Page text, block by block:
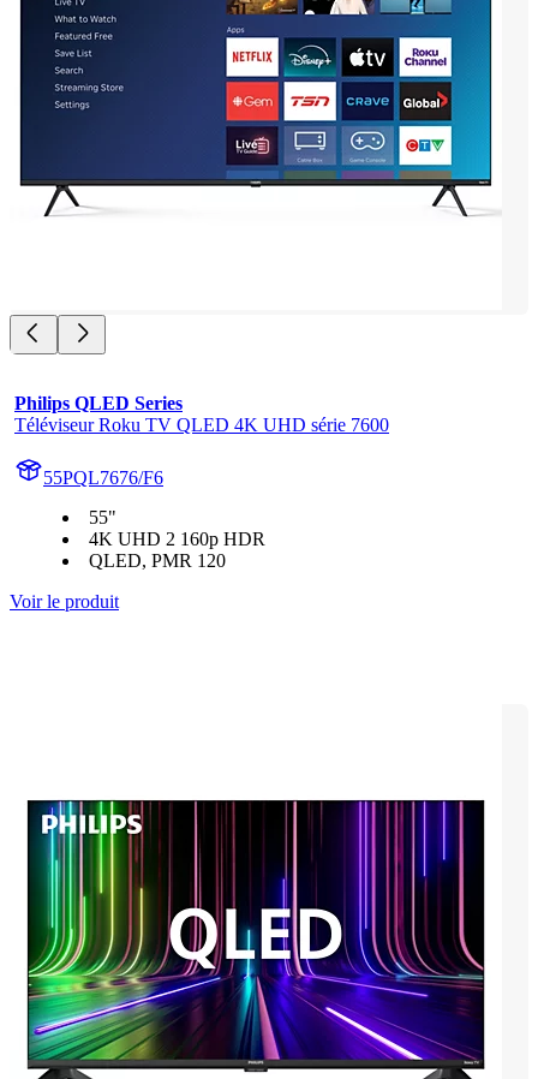
Philips QLED Series
Téléviseur Roku TV QLED 4K UHD série 7600
55PQL7676/F6
55"
4K UHD 2 160p HDR
QLED, PMR 120
Voir le produit